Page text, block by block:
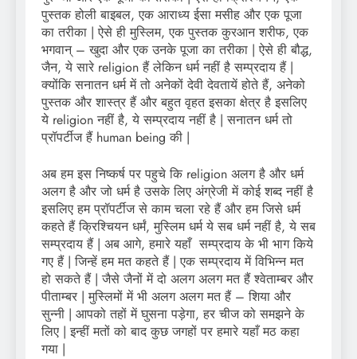
पुस्तक होली बाइबल, एक आराध्य ईसा मसीह और एक पूजा
का तरीका | ऐसे ही मुस्लिम, एक पुस्तक कुरआन शरीफ, एक
भगवान् – खुदा और एक उनके पूजा का तरीका | ऐसे ही बौद्ध,
जैन, ये सारे religion हैं लेकिन धर्म नहीं है सम्प्रदाय हैं |
क्योंकि सनातन धर्म में तो अनेकों देवी देवतायें होते हैं, अनेको
पुस्तक और शास्त्र हैं और बहुत वृहत इसका क्षेत्र है इसलिए
ये religion नहीं है, ये सम्प्रदाय नहीं है | सनातन धर्म तो
प्रॉपर्टीज हैं human being की |
अब हम इस निष्कर्ष पर पहुचे कि religion अलग है और धर्म
अलग है और जो धर्म है उसके लिए अंग्रेजी में कोई शब्द नहीं है
इसलिए हम प्रॉपर्टीज से काम चला रहे हैं और हम जिसे धर्म
कहते हैं क्रिश्चियन धर्मं, मुस्लिम धर्म ये सब धर्म नहीं है, ये सब
सम्प्रदाय हैं | अब आगे, हमारे यहाँ सम्प्रदाय के भी भाग किये
गए हैं | जिन्हें हम मत कहते हैं | एक सम्प्रदाय में विभिन्न मत
हो सकते हैं | जैसे जैनों में दो अलग अलग मत हैं श्वेताम्बर और
पीताम्बर | मुस्लिमों में भी अलग अलग मत हैं – शिया और
सुन्नी | आपको तहों में घुसना पड़ेगा, हर चीज को समझने के
लिए | इन्हीं मतों को बाद कुछ जगहों पर हमारे यहाँ मठ कहा
गया |